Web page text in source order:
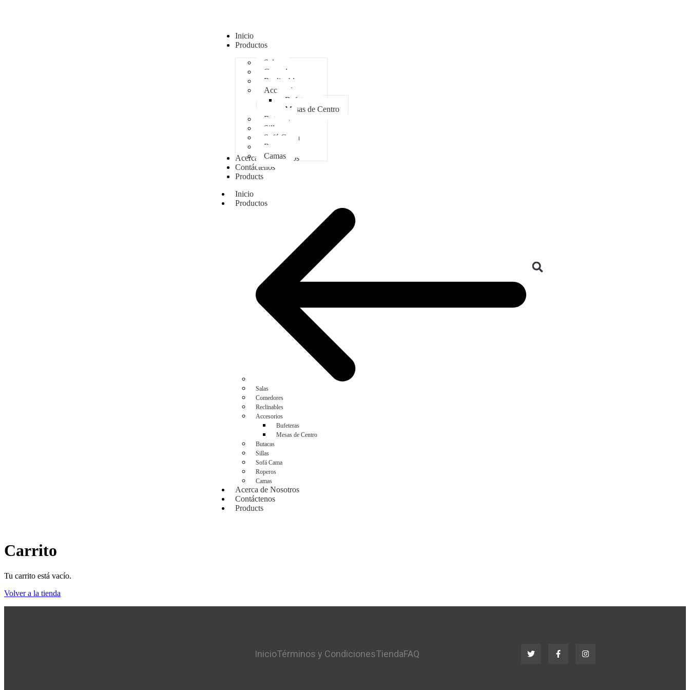
Inicio
Productos
Salas
Comedores
Reclinables
Accesorios
Bufeteras
Mesas de Centro
Butacas
Sillas
Sofá Cama
Roperos
Camas
Acerca de Nosotros
Contáctenos
Products
Inicio
Productos
Salas
Comedores
Reclinables
Accesorios
Bufeteras
Mesas de Centro
Butacas
Sillas
Sofá Cama
Roperos
Camas
Acerca de Nosotros
Contáctenos
Products
Carrito
Tu carrito está vacío.
Volver a la tienda
InicioTérminos y CondicionesTiendaFAQ